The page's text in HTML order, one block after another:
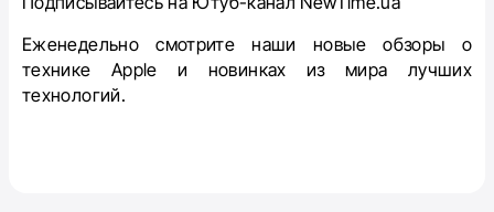
Еженедельно смотрите наши новые обзоры о
технике Apple и новинках из мира лучших
технологий.